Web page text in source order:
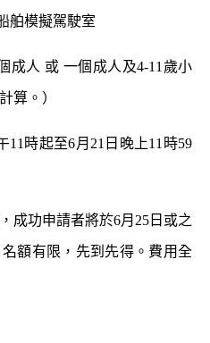
舶模擬駕駛室
成人 或 一個成人及4-11歲小
算。）
11時起至6月21日晚上11時59
成功申請者將於6月25日或之
額有限，先到先得。費用全